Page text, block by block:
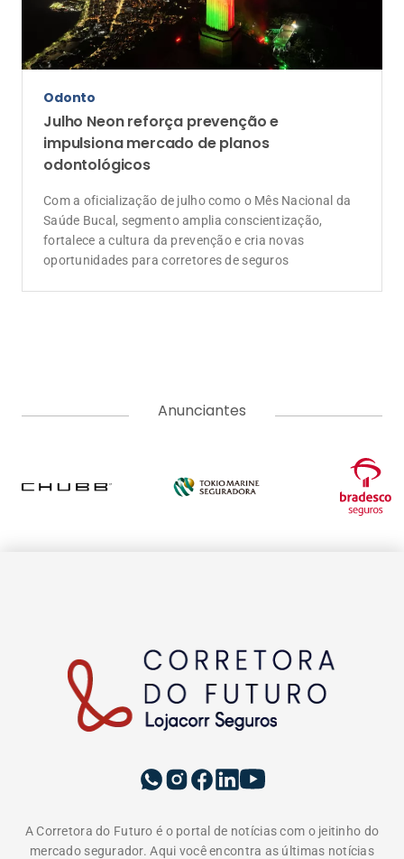
Odonto
Julho Neon reforça prevenção e
impulsiona mercado de planos
odontológicos
Com a oficialização de julho como o Mês Nacional da
Saúde Bucal, segmento amplia conscientização,
fortalece a cultura da prevenção e cria novas
oportunidades para corretores de seguros
Anunciantes
A Corretora do Futuro é o portal de notícias com o jeitinho do
mercado segurador. Aqui você encontra as últimas notícias